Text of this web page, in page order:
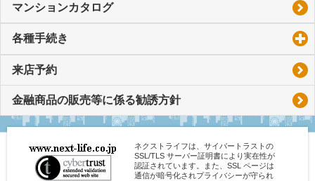
マンションカタログ
各種手続き
来店予約
金融商品の販売等に係る勧誘方針
ネクストライフは、サイバートラストの
SSL/TLS サーバー証明書により実在性が
認証されています。また、SSL ページは
通信が暗号化されプライバシーが守られ